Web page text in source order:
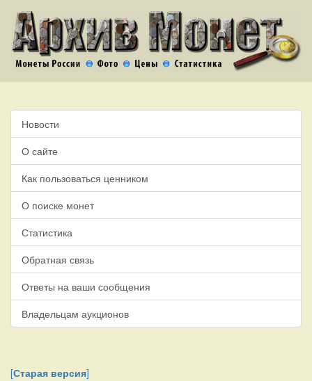
Новости
О сайте
Как пользоваться ценником
О поиске монет
Статистика
Обратная связь
Ответы на ваши сообщения
Владельцам аукционов
[Старая версия]